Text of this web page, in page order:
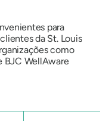
para
da St. Louis
como
BJC WellAware